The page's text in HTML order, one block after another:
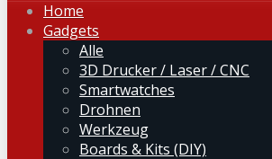
Home
Gadgets
Alle
3D Drucker / Laser / CNC
Smartwatches
Drohnen
Werkzeug
Boards & Kits (DIY)